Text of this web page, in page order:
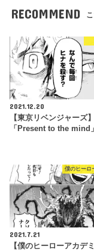
RECOMMEND
2021.12.20
【東京リベンジャーズ
「Present to the
僕のヒーロ
2021.7.21
【僕のヒーローアカデ